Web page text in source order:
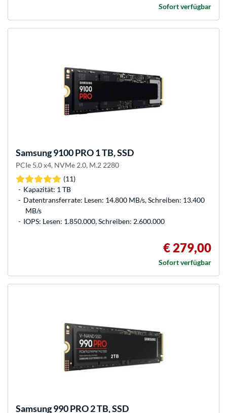
Sofort verfügbar
Samsung9100 PRO 1 TB, SSD
PCIe 5.0 x4, NVMe 2.0, M.2 2280
(11)
Kapazität: 1 TB
Datentransferrate: Lesen: 14.800 MB/s, Schreiben: 13.400
MB/s
IOPS: Lesen: 1.850.000, Schreiben: 2.600.000
€ 279,00
Sofort verfügbar
Samsung990 PRO 2 TB, SSD